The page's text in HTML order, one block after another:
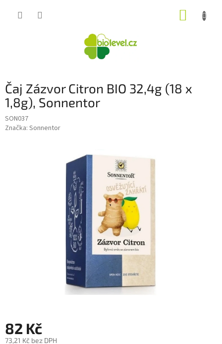
Čaj Zázvor Citron BIO 32,4g (18 x
1,8g), Sonnentor
SON037
Značka: Sonnentor
82 Kč
73,21 Kč bez DPH